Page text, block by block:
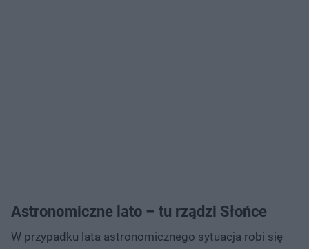
Astronomiczne lato – tu rządzi Słońce
W przypadku lata astronomicznego sytuacja robi się